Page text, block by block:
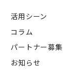
活用シーン
コラム
パートナー募集
お知らせ